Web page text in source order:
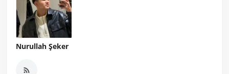
Nurullah Şeker